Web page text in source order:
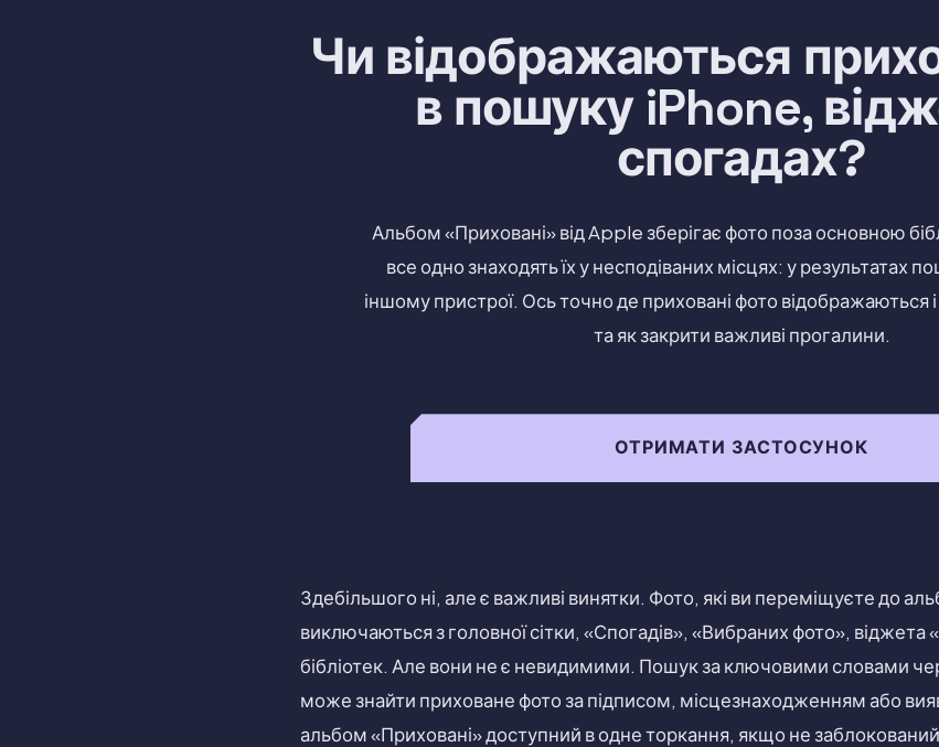
Чи відображаються
в пошуку iPhone,
спогадах?
Альбом «Приховані» від Apple зберігає фото поза основною
все одно знаходять їх у несподіваних місцях: у результатах
іншому пристрої. Ось точно де приховані фото відображаються
та як закрити важливі прогалини.
ОТРИМАТИ ЗАСТОСУНОК
Здебільшого ні, але є важливі винятки. Фото, які ви переміщуєте до
виключаються з головної сітки, «Спогадів», «Вибраних фото», віджета
бібліотек. Але вони не є невидимими. Пошук за ключовими словами
може знайти приховане фото за підписом, місцезнаходженням або
альбом «Приховані» доступний в одне торкання, якщо не